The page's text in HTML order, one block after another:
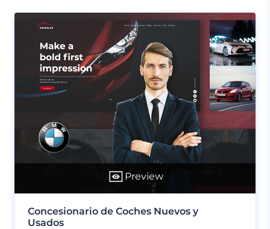
Preview
Concesionario de Coches Nuevos y
Usados